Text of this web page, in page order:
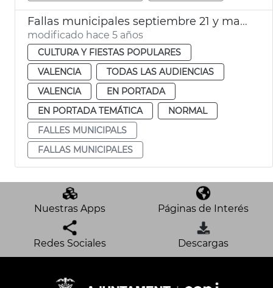
Fallas municipales septiembre 21 y marzo 22
modificado hace 5 años
CULTURA Y FIESTAS POPULARES
VALENCIA
TODAS LAS AUDIENCIAS
VALENCIA
EN PORTADA
EN PORTADA TEMÁTICA
NORMAL
FALLES MUNICIPALS
FALLAS MUNICIPALES
Nuestras Apps Páginas de Interés
Redes Sociales Descargas